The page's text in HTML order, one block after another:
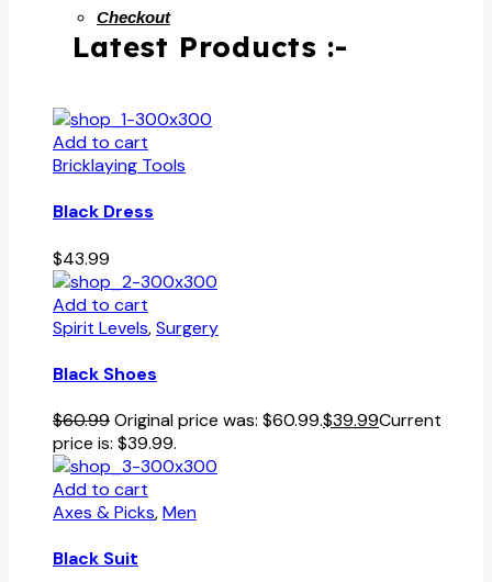
Checkout
Latest Products :-
Add to cart
Bricklaying Tools
Black Dress
$43.99
Add to cart
Spirit Levels,Surgery
Black Shoes
$60.99Original price was: $60.99.$39.99Current
price is: $39.99.
Add to cart
Axes & Picks,Men
Black Suit